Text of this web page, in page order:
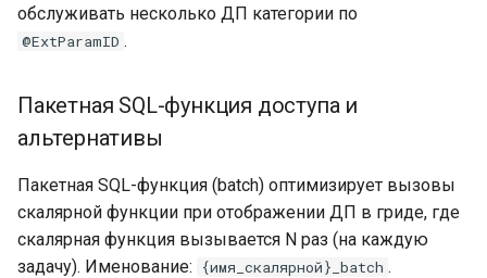
обслуживать несколько ДП категории по
@ExtParamID .
Пакетная SQL-функция доступа и
альтернативы
Пакетная SQL-функция (batch) оптимизирует вызовы
скалярной функции при отображении ДП в гриде, где
скалярная функция вызывается N раз (на каждую
задачу). Именование:
{имя_скалярной}_batch .